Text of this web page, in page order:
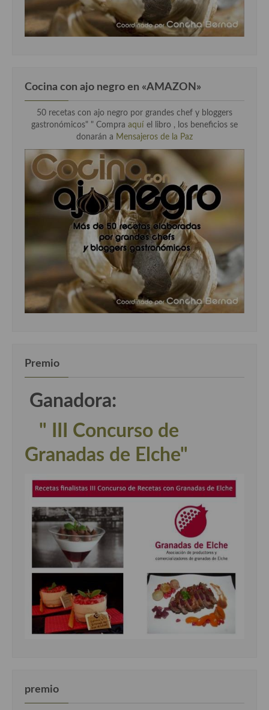
Cocina con ajo negro en «AMAZON»
50 recetas con ajo negro por grandes chef y bloggers
gastronómicos" " Compra aquí el libro , los beneficios se
donarán a Mensajeros de la Paz
Premio
Ganadora:
" III Concurso de
Granadas de Elche"
premio